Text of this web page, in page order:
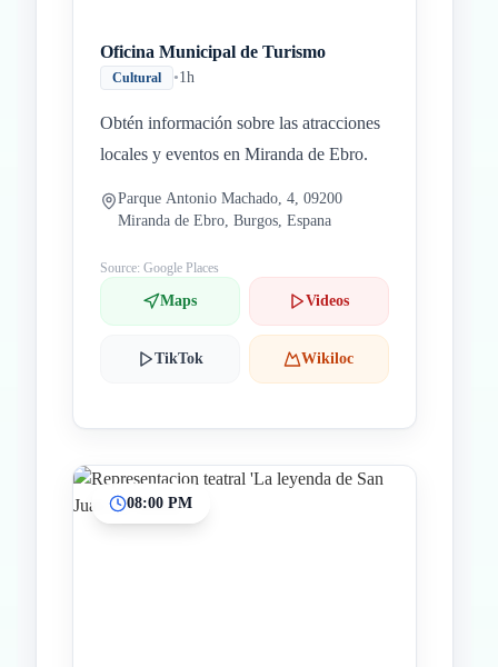
Oficina Municipal de Turismo
Cultural •1h
Obtén información sobre las atracciones
locales y eventos en Miranda de Ebro.
Parque Antonio Machado, 4, 09200
Miranda de Ebro, Burgos, Espana
Source: Google Places
Maps Videos
TikTok Wikiloc
08:00 PM